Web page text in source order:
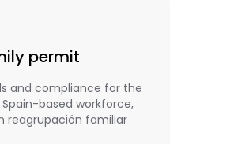
permit
and compliance for the
based workforce,
reagrupación familiar